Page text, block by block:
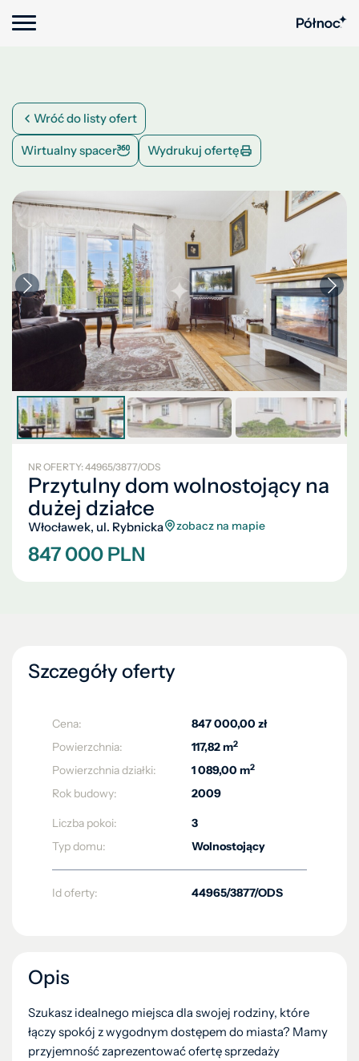
Wróć do listy ofert
Wirtualny spacer Wydrukuj ofertę
NR OFERTY: 44965/3877/ODS
Przytulny dom wolnostojący na
dużej działce
Włocławek, ul. Rybnicka zobacz na mapie
847 000 PLN
Szczegóły oferty
Cena:
847 000,00 zł
Powierzchnia:
117,82 m2
Powierzchnia działki: 1 089,00 m2
Rok budowy: 2009
Liczba pokoi:
3
Typ domu:
Wolnostojący
Id oferty: 44965/3877/ODS
Opis
Szukasz idealnego miejsca dla swojej rodziny, które
łączy spokój z wygodnym dostępem do miasta? Mamy
przyjemność zaprezentować ofertę sprzedaży